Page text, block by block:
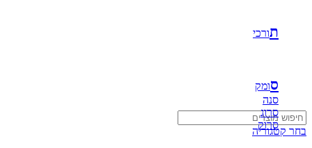
בחר קטגוריה
תורכי
סומק
סנה
סרוג
סרוק